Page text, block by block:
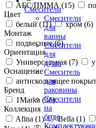
Смесители
Смесители
для
ванны
Смесители
для
душа
Смеситель
для
раковины
Смесители
на
биде
АБС/ПММА (15)
Цвет
белый (11) хром (6)
Монтаж
подвесные (6)
Ориентация
Универсальная (7)
Оснащение
антискользящее
Бренд
1Marka (36)
Коллекция
Afina (1) Bella (1)